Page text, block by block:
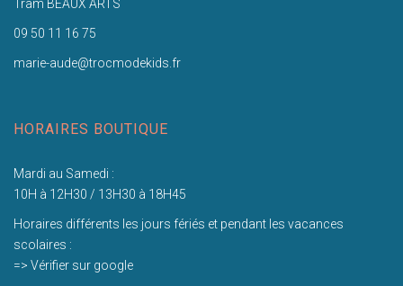
Tram BEAUX ARTS
09 50 11 16 75
marie-aude@trocmodekids.fr
HORAIRES BOUTIQUE
Mardi au Samedi :
10H à 12H30 / 13H30 à 18H45
Horaires différents les jours fériés et pendant les vacances
scolaires :
=> Vérifier sur google